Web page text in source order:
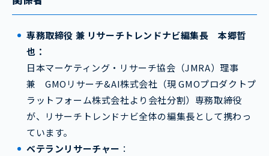
専務取締役 兼 リサーチトレンドナビ編集長 本郷哲
也：
日本マーケティング・リサーチ協会（JMRA）理事
兼 GMOリサーチ&AI株式会社（現 GMOプロダクトプ
ラットフォーム株式会社より会社分割）専務取締役
が、リサーチトレンドナビ全体の編集長として携わっ
ています。
ベテランリサーチャー ：